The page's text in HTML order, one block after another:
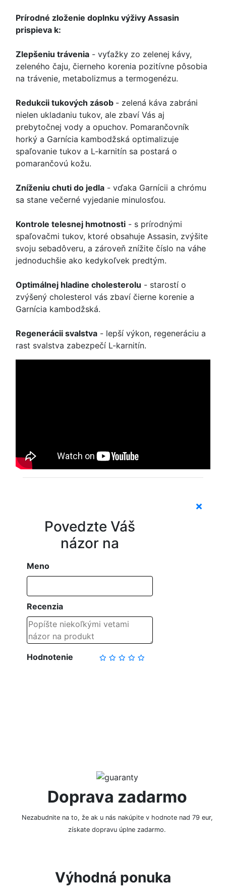
Prírodné zloženie doplnku výživy Assasin
prispieva k:
Zlepšeniu trávenia - vyťažky zo zelenej kávy,
zeleného čaju, čierneho korenia pozitívne pôsobia
na trávenie, metabolizmus a termogenézu.
Redukcii tukových zásob - zelená káva zabráni
nielen ukladaniu tukov, ale zbaví Vás aj
prebytočnej vody a opuchov. Pomarančovník
horký a Garnícia kambodžská optimalizuje
spaľovanie tukov a L-karnitín sa postará o
pomarančovú kožu.
Zníženiu chuti do jedla - vďaka Garnícii a chrómu
sa stane večerné vyjedanie minulosťou.
Kontrole telesnej hmotnosti - s prírodnými
spaľovačmi tukov, ktoré obsahuje Assasin, zvýšite
svoju sebadôveru, a zároveň znížite číslo na váhe
jednoduchšie ako kedykoľvek predtým.
Optimálnej hladine cholesterolu - starostí o
zvýšený cholesterol vás zbaví čierne korenie a
Garnícia kambodžská.
Regenerácii svalstva - lepší výkon, regeneráciu a
rast svalstva zabezpečí L-karnitín.
Povedzte Váš
názor na
Meno
Recenzia
Hodnotenie
Doprava zadarmo
Nezabudnite na to, že ak u nás nakúpite v hodnote nad 79 eur,
získate dopravu úplne zadarmo.
Výhodná ponuka